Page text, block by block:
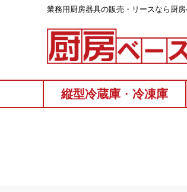
業務⽤厨房器具の販売・リースなら厨
縦型冷蔵庫 ・ 冷凍庫